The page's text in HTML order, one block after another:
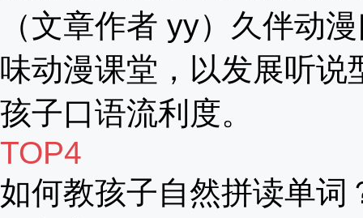
（文章作者 yy）久伴动
味动漫课堂，以发展听说
孩子口语流利度。
TOP4
如何教孩子自然拼读单词